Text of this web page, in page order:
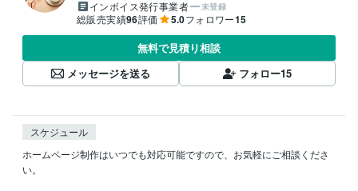
インボイス発行事業者
未登録
総販売実績96評価 5.0フォロワー15
無料で見積り相談
メッセージを送る
フォロー15
スケジュール
ホームページ制作はいつでも対応可能ですので、お気軽にご相談くださ
い。